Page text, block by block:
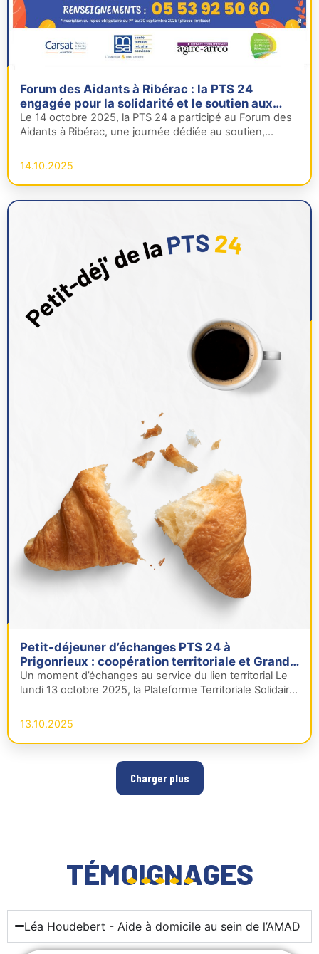
Forum des Aidants à Ribérac : la PTS 24
engagée pour la solidarité et le soutien aux
aidants
Le 14 octobre 2025, la PTS 24 a participé au Forum des
Aidants à Ribérac, une journée dédiée au soutien,…
14.10.2025
Petit-déjeuner d’échanges PTS 24 à
Prigonrieux : coopération territoriale et Grand
Âge
Un moment d’échanges au service du lien territorial Le
lundi 13 octobre 2025, la Plateforme Territoriale Solidaire
13.10.2025
Charger plus
TÉMOIGNAGES
Léa Houdebert - Aide à domicile au sein de l’AMAD